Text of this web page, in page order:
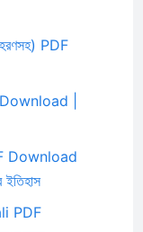
PDF
|
Download
PDF